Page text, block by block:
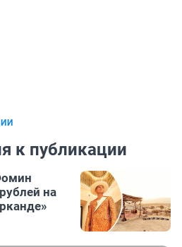
к публикации
на